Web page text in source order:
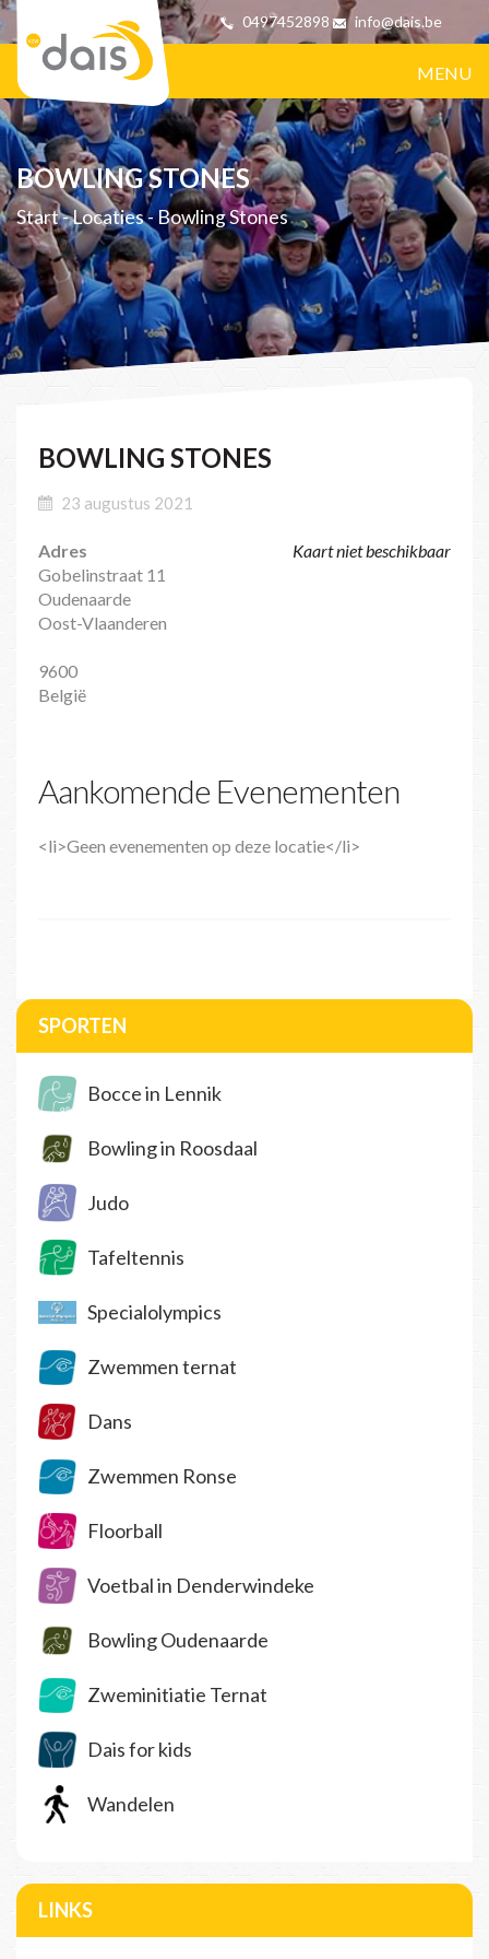
0497452898 info@dais.be
MENU
BOWLING STONES
Start-Locaties-Bowling Stones
BOWLING STONES
23 augustus 2021
Kaart niet beschikbaar
Adres
Gobelinstraat 11
Oudenaarde
Oost-Vlaanderen
9600
België
Aankomende Evenementen
<li>Geen evenementen op deze locatie</li>
SPORTEN
Bocce in Lennik
Bowling in Roosdaal
Judo
Tafeltennis
Specialolympics
Zwemmen ternat
Dans
Zwemmen Ronse
Floorball
Voetbal in Denderwindeke
Bowling Oudenaarde
Zweminitiatie Ternat
Dais for kids
Wandelen
LINKS